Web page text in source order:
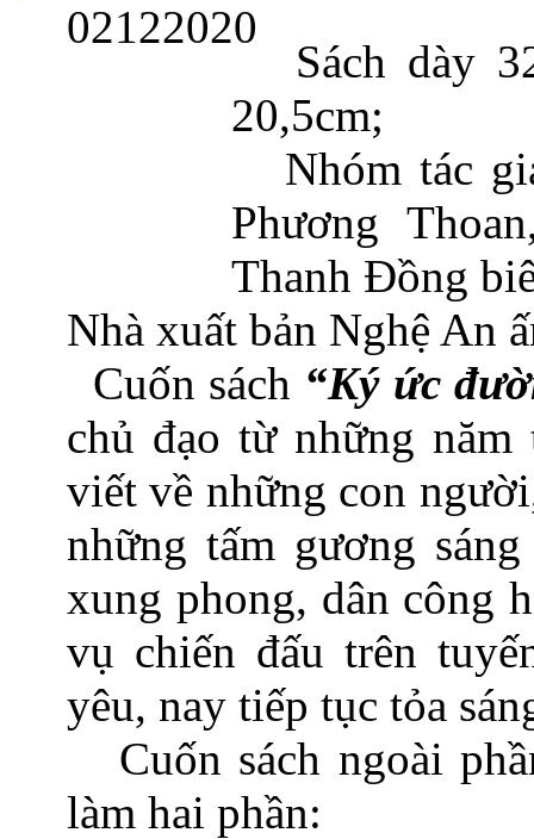
Sách dày
20,5cm;
Nhóm tác
Phương
Thanh Đồng
Nhà xuất bản Nghệ An
Cuốn sách “Ký ức
chủ đạo từ những
viết về những con
những tấm gương
xung phong, dân công
vụ chiến đấu trên
yêu, nay tiếp tục tỏa
Cuốn sách ngoài
làm hai phần: